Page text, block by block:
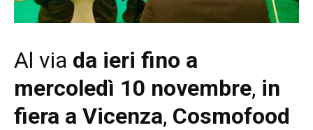
Al via da ieri fino a
mercoledì 10 novembre, in
fiera a Vicenza, Cosmofood